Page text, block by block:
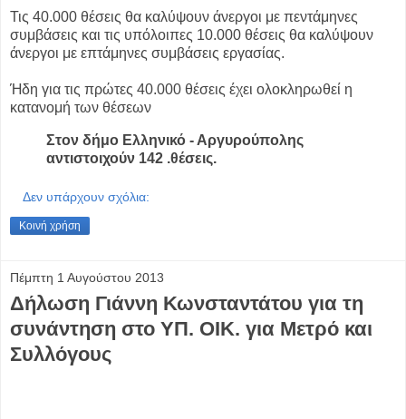
Τις 40.000 θέσεις θα καλύψουν άνεργοι με πεντάμηνες
συμβάσεις και τις υπόλοιπες 10.000 θέσεις θα καλύψουν
άνεργοι με επτάμηνες συμβάσεις εργασίας.
Ήδη για τις πρώτες 40.000 θέσεις έχει ολοκληρωθεί η
κατανομή των θέσεων
Στον δήμο Ελληνικό - Αργυρούπολης
αντιστοιχούν 142 .θέσεις.
Δεν υπάρχουν σχόλια:
Κοινή χρήση
Πέμπτη 1 Αυγούστου 2013
Δήλωση Γιάννη Κωνσταντάτου για τη
συνάντηση στο ΥΠ. ΟΙΚ. για Μετρό και
Συλλόγους